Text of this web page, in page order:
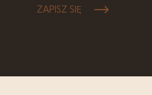
ZAPISZ SIĘ